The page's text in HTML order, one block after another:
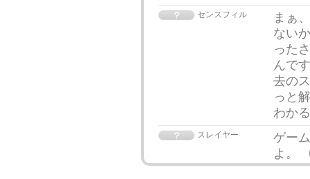
センスフィル
まぁ
ない
った
んで
去の
っと
わか
スレイヤー
ゲー
よ。